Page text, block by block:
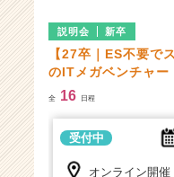
キ
ャ
ア
（C
説明会 新卒
【27卒｜ES不要で
のITメガベンチャー
全 16 日程
受付中
オンライン開催